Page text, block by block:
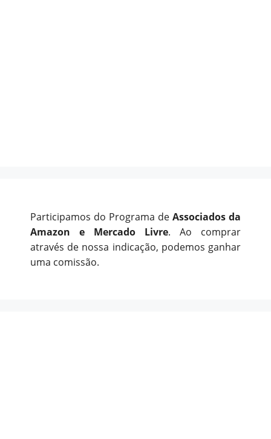
Participamos do Programa de Associados da
Amazon e Mercado Livre. Ao comprar
através de nossa indicação, podemos ganhar
uma comissão.